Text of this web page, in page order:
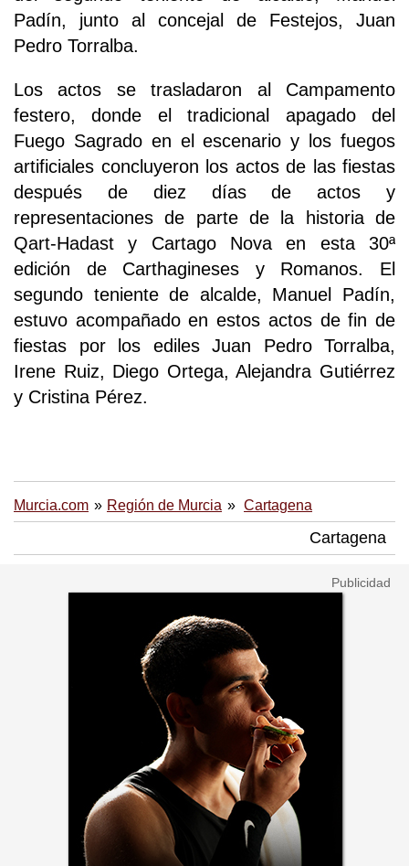
Padín, junto al concejal de Festejos, Juan
Pedro Torralba.
Los actos se trasladaron al Campamento
festero, donde el tradicional apagado del
Fuego Sagrado en el escenario y los fuegos
artificiales concluyeron los actos de las fiestas
después de diez días de actos y
representaciones de parte de la historia de
Qart-Hadast y Cartago Nova en esta 30ª
edición de Carthagineses y Romanos. El
segundo teniente de alcalde, Manuel Padín,
estuvo acompañado en estos actos de fin de
fiestas por los ediles Juan Pedro Torralba,
Irene Ruiz, Diego Ortega, Alejandra Gutiérrez
y Cristina Pérez.
Murcia.com Región de Murcia Cartagena
Cartagena